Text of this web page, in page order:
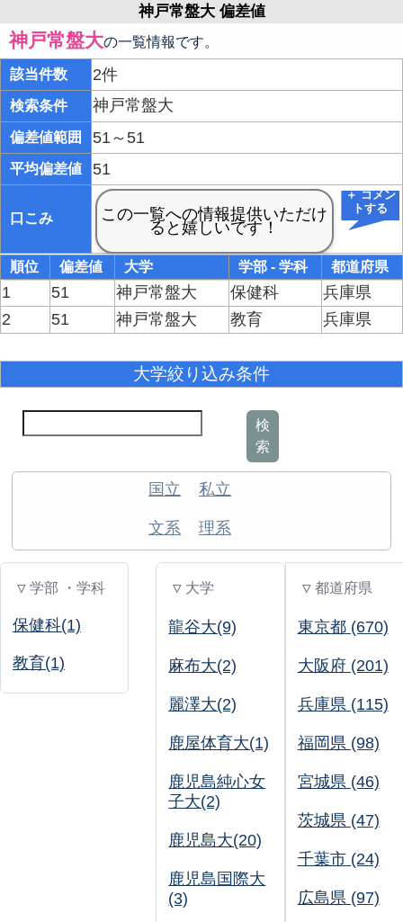
神戸常盤大 偏差値
神戸常盤大の一覧情報です。
該当件数 2件
検索条件 神戸常盤大
偏差値範囲 51～51
平均偏差値 51
口こみ
＋ コメン
トする
順位 偏差値 大学 学部 - 学科 都道府県
1 51 神戸常盤大 保健科
兵庫県
2
51 神戸常盤大 教育 兵庫県
大学絞り込み条件
検
索
国立 私立
文系 理系
▽ 学部 ・学科
保健科(1)
教育(1)
▽ 大学
龍谷大(9)
麻布大(2)
麗澤大(2)
鹿屋体育大(1)
鹿児島純心女
子大(2)
鹿児島大(20)
鹿児島国際大
(3)
▽ 都道府県
東京都 (670)
大阪府 (201)
兵庫県 (115)
福岡県 (98)
宮城県 (46)
茨城県 (47)
千葉市 (24)
広島県 (97)